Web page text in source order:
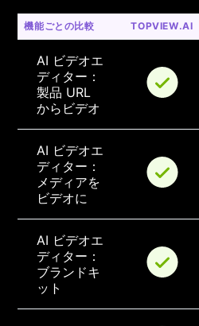
機能ごとの比較 TOPVIEW.AI
AI ビデオエ
ディター：
製品 URL
からビデオ
AI ビデオエ
ディター：
メディアを
ビデオに
AI ビデオエ
ディター：
ブランドキ
ット